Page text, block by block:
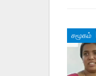
சமூகம்